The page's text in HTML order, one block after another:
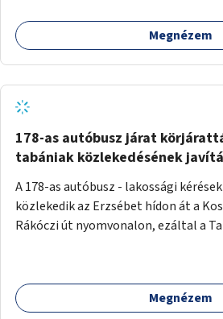
Megnézem
178-as autóbusz járat
tabániak közlekedésének
A 178-as autóbusz - lakossági
közlekedik az Erzsébet hídon át a
Rákóczi út nyomvonalon, ezáltal a
járattal feljutni a Naphegyre, ahol
körzetben élők számára. Megoldás
Megnézem